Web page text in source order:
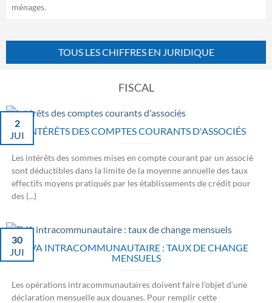
ménages.
TOUS LES CHIFFRES EN JURIDIQUE
FISCAL
INTÉRÊTS DES COMPTES COURANTS D'ASSOCIÉS
2
JUI
Les intérêts des sommes mises en compte courant par un associé
sont déductibles dans la limite de la moyenne annuelle des taux
effectifs moyens pratiqués par les établissements de crédit pour
des (...)
TVA INTRACOMMUNAUTAIRE : TAUX DE CHANGE
MENSUELS
30
JUI
Les opérations intracommunautaires doivent faire l'objet d'une
déclaration mensuelle aux douanes. Pour remplir cette